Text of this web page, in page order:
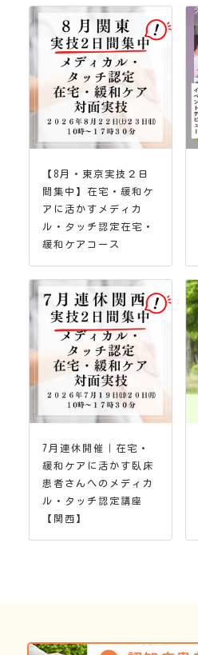
【8月・東京実技２日
間集中】在宅・緩和ケ
アに活かすメディカ
ル・タッチ認定在宅・
緩和ケアコース
7月連休開催｜在宅・
緩和ケアに活かす臥床
患者さんへのメディカ
ル・タッチ認定講座
【関西】